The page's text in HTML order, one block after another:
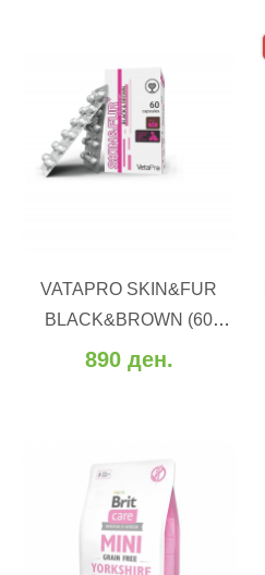
VATAPRO SKIN&FUR
BLACK&BROWN (60
kapsuli)
890 ден.
Додај во желби
Додај за споредба